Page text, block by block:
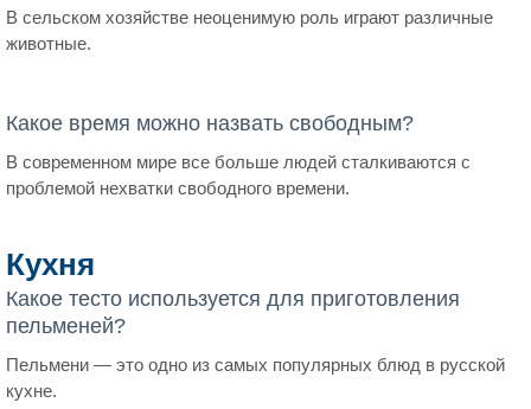
В сельском хозяйстве неоценимую роль играют различные
животные.
Какое время можно назвать свободным?
В современном мире все больше людей сталкиваются с
проблемой нехватки свободного времени.
Кухня
Какое тесто используется для приготовления
пельменей?
Пельмени — это одно из самых популярных блюд в русской
кухне.